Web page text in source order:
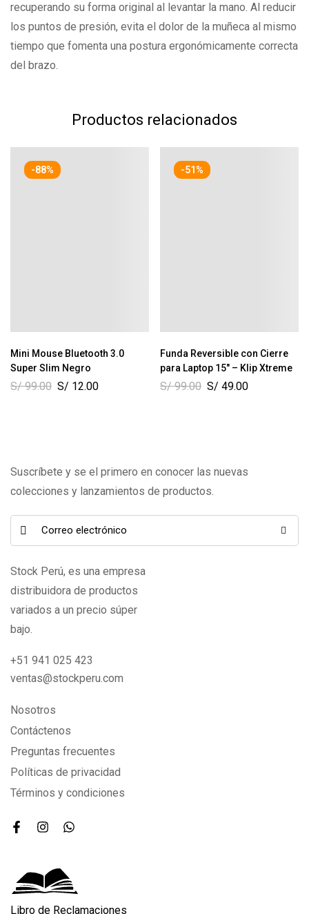
recuperando su forma original al levantar la mano. Al reducir
los puntos de presión, evita el dolor de la muñeca al mismo
tiempo que fomenta una postura ergonómicamente correcta
del brazo.
Productos relacionados
-88%
Mini Mouse Bluetooth 3.0
Super Slim Negro
S/99.00 S/ 12.00
-51%
Funda Reversible con Cierre
para Laptop 15″ – Klip Xtreme
S/99.00 S/ 49.00
Suscríbete y se el primero en conocer las nuevas
colecciones y lanzamientos de productos.
Stock Perú, es una empresa
distribuidora de productos
variados a un precio súper
bajo.
+51 941 025 423
ventas@stockperu.com
Nosotros
Contáctenos
Preguntas frecuentes
Políticas de privacidad
Términos y condiciones
Libro de Reclamaciones